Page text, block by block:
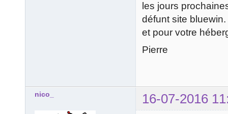
les jours
défunt site
et pour votre
Pierre
nico_ 16-07-2016